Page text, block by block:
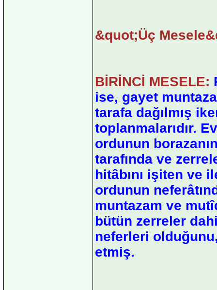
&quot;Üç
BİRİNCİ MESELE:
ise, gayet
tarafa dağılmış
toplanmalarıdır.
ordunun
tarafında ve
hitâbını işiten ve
ordunun
muntazam ve
bütün zerreler
neferleri
etmiş.